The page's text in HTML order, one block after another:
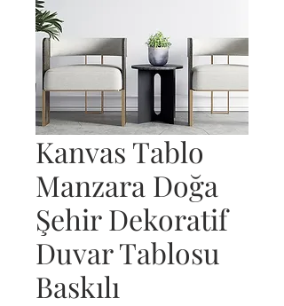
Kanvas Tablo
Manzara Doğa
Şehir Dekoratif
Duvar Tablosu
Baskılı